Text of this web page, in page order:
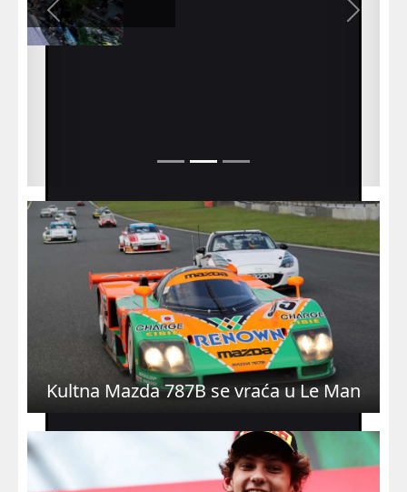
Previous Next
Kultna Mazda 787B se vraća u Le Man